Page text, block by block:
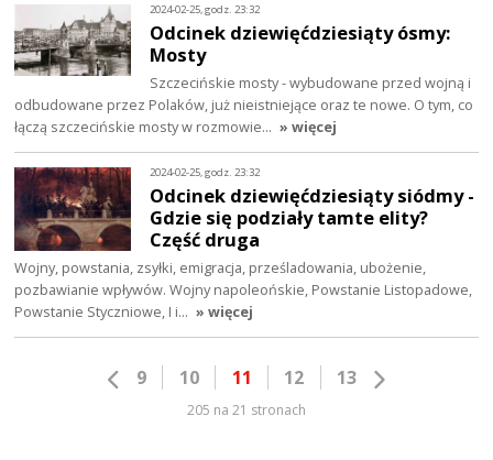
2024-02-25, godz. 23:32
Odcinek dziewięćdziesiąty ósmy:
Mosty
Szczecińskie mosty - wybudowane przed wojną i
odbudowane przez Polaków, już nieistniejące oraz te nowe. O tym, co
łączą szczecińskie mosty w rozmowie… » więcej
2024-02-25, godz. 23:32
Odcinek dziewięćdziesiąty siódmy -
Gdzie się podziały tamte elity?
Część druga
Wojny, powstania, zsyłki, emigracja, prześladowania, ubożenie,
pozbawianie wpływów. Wojny napoleońskie, Powstanie Listopadowe,
Powstanie Styczniowe, I i… » więcej
9 10 11 12 13
205 na 21 stronach